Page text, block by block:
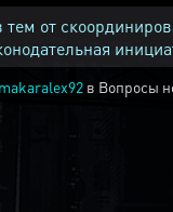
от
makaralex92 в Вопросы